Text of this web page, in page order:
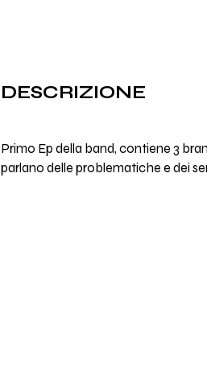
DESCRIZIONE
Primo Ep della band, contiene 3
parlano delle problematiche e dei